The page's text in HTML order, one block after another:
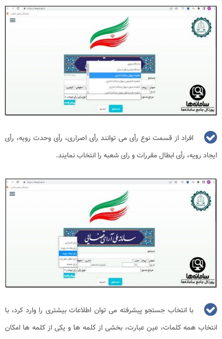
افراد از قسمت نوع رأی می توانند رأی اصراری، رأی وحدت رویه، رأی
ایجاد رویه، رأی ابطال مقررات و رای شعبه را انتخاب نمایند.
با انتخاب جستجو پیشرفته می توان اطلاعات بیشتری را وارد کرد، با
انتخاب همه کلمات، عین عبارت، بخشی از کلمه ها و یکی از کلمه ها امکان